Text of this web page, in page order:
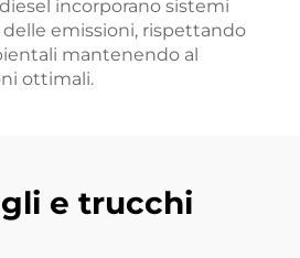
incorporano sistemi
emissioni, rispettando
mantenendo al
ottimali.
e trucchi